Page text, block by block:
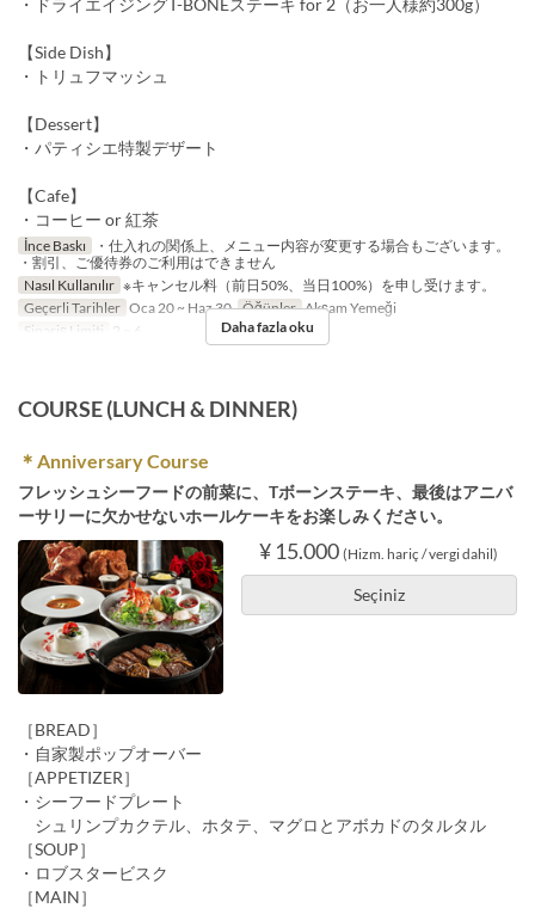
・ドライエイジングT-BONEステーキ for 2（お一人様約300g）
【Side Dish】
・トリュフマッシュ
【Dessert】
・パティシエ特製デザート
【Cafe】
・コーヒー or 紅茶
İnce Baskı
・仕入れの関係上、メニュー内容が変更する場合もございます。
・割引、ご優待券のご利用はできません
Nasıl Kullanılır ※キャンセル料（前日50%、当日100%）を申し受けます。
Geçerli Tarihler Oca 20 ~ Haz 30 Öğünler Akşam Yemeği
Sipariş Limiti 2 ~ 6 Daha fazla oku
COURSE (LUNCH & DINNER)
＊Anniversary Course
フレッシュシーフードの前菜に、Tボーンステーキ、最後はアニバ
ーサリーに欠かせないホールケーキをお楽しみください。
¥ 15.000 (Hizm. hariç / vergi dahil)
Seçiniz
［BREAD］
・自家製ポップオーバー
［APPETIZER］
・シーフードプレート
シュリンプカクテル、ホタテ、マグロとアボカドのタルタル
［SOUP］
・ロブスタービスク
［MAIN］